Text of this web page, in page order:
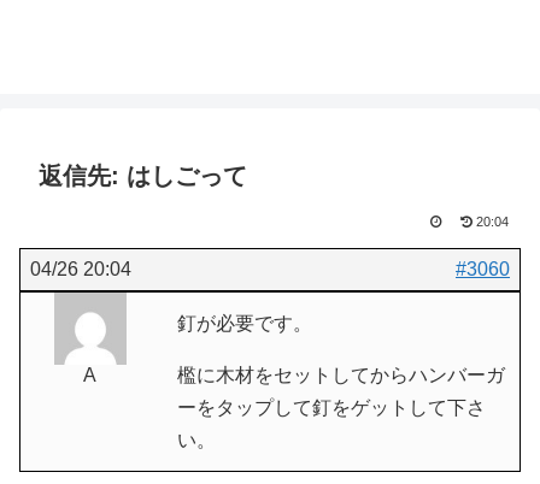
返信先: はしごって
20:04
04/26 20:04 #3060
A
釘が必要です。
檻に木材をセットしてからハンバーガ
ーをタップして釘をゲットして下さ
い。